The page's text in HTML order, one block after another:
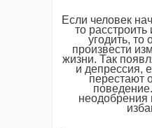
Если человек
то
угодить, то
произвести
жизни. Так
и депрессия,
перестают
неодобрения